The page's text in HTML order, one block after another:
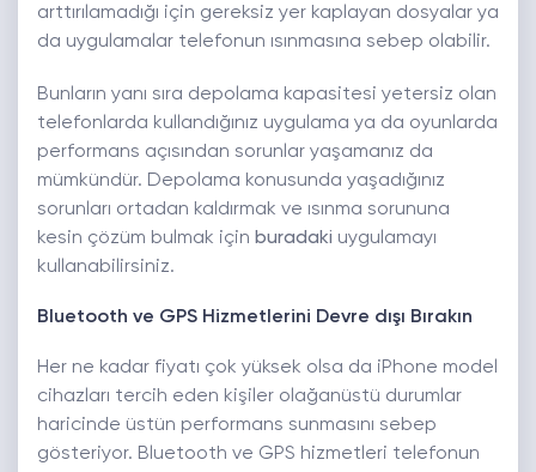
arttırılamadığı için gereksiz yer kaplayan dosyalar ya
da uygulamalar telefonun ısınmasına sebep olabilir.
Bunların yanı sıra depolama kapasitesi yetersiz olan
telefonlarda kullandığınız uygulama ya da oyunlarda
performans açısından sorunlar yaşamanız da
mümkündür. Depolama konusunda yaşadığınız
sorunları ortadan kaldırmak ve ısınma sorununa
kesin çözüm bulmak için buradaki uygulamayı
kullanabilirsiniz.
Bluetooth ve GPS Hizmetlerini Devre dışı Bırakın
Her ne kadar fiyatı çok yüksek olsa da iPhone model
cihazları tercih eden kişiler olağanüstü durumlar
haricinde üstün performans sunmasını sebep
gösteriyor. Bluetooth ve GPS hizmetleri telefonun